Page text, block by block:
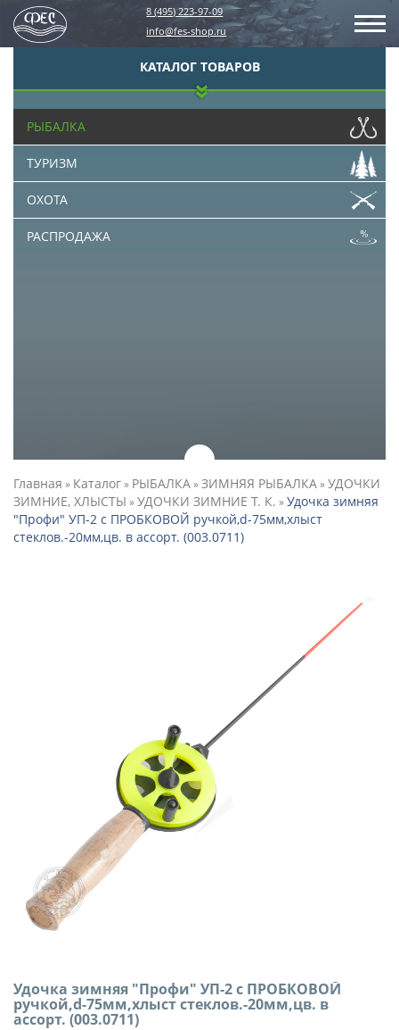
8 (495) 223-97-09
info@fes-shop.ru
КАТАЛОГ ТОВАРОВ
РЫБАЛКА
ТУРИЗМ
ОХОТА
РАСПРОДАЖА
Главная » Каталог» РЫБАЛКА»ЗИМНЯЯ РЫБАЛКА»УДОЧКИ
ЗИМНИЕ, ХЛЫСТЫ »УДОЧКИ ЗИМНИЕ Т. К. »Удочка зимняя
"Профи" УП-2 с ПРОБКОВОЙ ручкой,d-75мм,хлыст
стеклов.-20мм,цв. в ассорт. (003.0711)
Удочка зимняя "Профи" УП-2 с ПРОБКОВОЙ
ручкой,d-75мм,хлыст стеклов.-20мм,цв. в
ассорт. (003.0711)